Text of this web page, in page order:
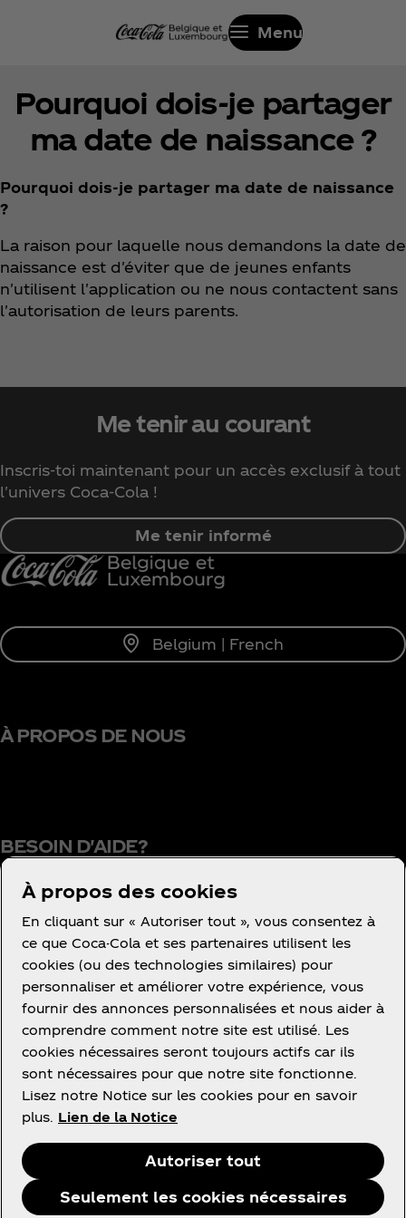
Menu
Pourquoi dois-je partager
ma date de naissance ?
Pourquoi dois-je partager ma date de naissance
?
La raison pour laquelle nous demandons la date de
naissance est d'éviter que de jeunes enfants
n'utilisent l'application ou ne nous contactent sans
l'autorisation de leurs parents.
Me tenir au courant
Inscris-toi maintenant pour un accès exclusif à tout
l'univers Coca‑Cola !
Me tenir informé
Belgium | French
À PROPOS DE NOUS
BESOIN D'AIDE?
Conditions d’utilisation
Concurrence
Avis de confidentialité des consommateurs
Paramétrage des cookies
Avis relatif aux cookies
Politique d'accessibilité
Facebook
À propos des cookies
En cliquant sur « Autoriser tout », vous consentez à
ce que Coca-Cola et ses partenaires utilisent les
cookies (ou des technologies similaires) pour
personnaliser et améliorer votre expérience, vous
fournir des annonces personnalisées et nous aider à
comprendre comment notre site est utilisé. Les
cookies nécessaires seront toujours actifs car ils
sont nécessaires pour que notre site fonctionne.
Lisez notre Notice sur les cookies pour en savoir
plus. Lien de la Notice
Autoriser tout
Seulement les cookies nécessaires